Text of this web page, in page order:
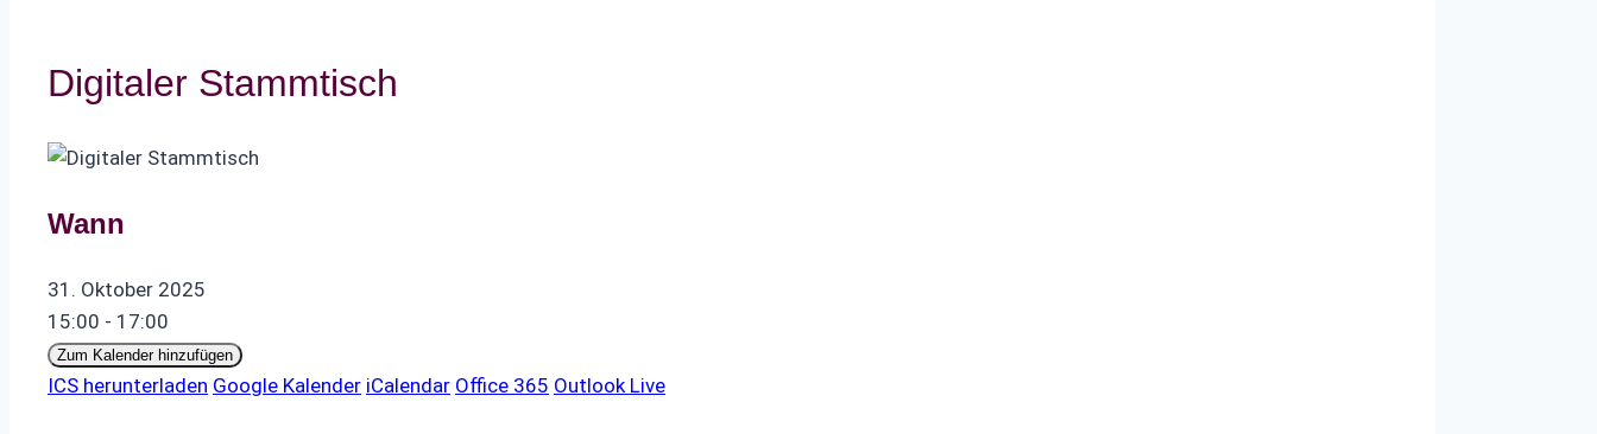
Digitaler Stammtisch
Wann
31. Oktober 2025
15:00 - 17:00
Zum Kalender hinzufügen
ICS herunterladen Google Kalender iCalendar Office 365 Outlook Live